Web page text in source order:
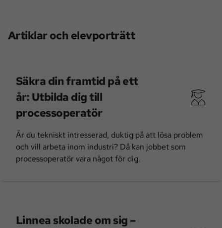
Artiklar och elevporträtt
Säkra din framtid på ett
år: Utbilda dig till
processoperatör
Är du tekniskt intresserad, duktig på att lösa problem
och vill arbeta inom industri? Då kan jobbet som
processoperatör vara något för dig.
Linnea skolade om sig –